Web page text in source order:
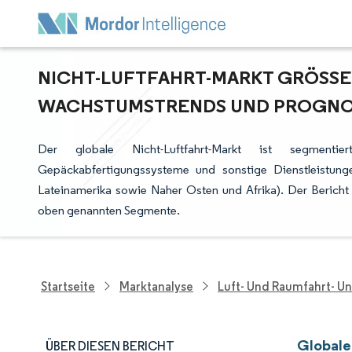
NICHT-LUFTFAHRT-MARKT GRÖSSE
ACHSTUMSTRENDS UND
Der globale Nicht-Luftfahrt-Markt ist
Gepäckabfertigungssysteme und sonstige
Lateinamerika sowie Naher Osten und Afrika). Der
oben genannten Segmente.
Startseite Marktanalyse Luft- Und Raumfahrt-
ÜBER DIESEN BERICHT